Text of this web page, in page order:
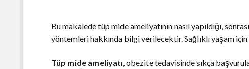
Bu makalede tüp mide ameliyatının nasıl yapıldığı,
yöntemleri hakkında bilgi verilecektir. Sağlıklı yaşam
Tüp mide ameliyatı, obezite tedavisinde sıkça